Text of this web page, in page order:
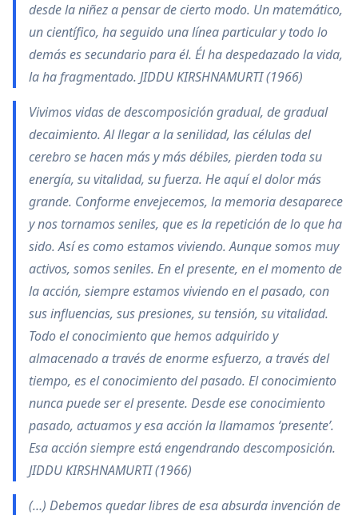
desde la niñez a pensar de cierto modo. Un matemático,
un científico, ha seguido una línea particular y todo lo
demás es secundario para él. Él ha despedazado la vida,
la ha fragmentado. JIDDU KIRSHNAMURTI (1966)
Vivimos vidas de descomposición gradual, de gradual
decaimiento. Al llegar a la senilidad, las células del
cerebro se hacen más y más débiles, pierden toda su
energía, su vitalidad, su fuerza. He aquí el dolor más
grande. Conforme envejecemos, la memoria desaparece
y nos tornamos seniles, que es la repetición de lo que ha
sido. Así es como estamos viviendo. Aunque somos muy
activos, somos seniles. En el presente, en el momento de
la acción, siempre estamos viviendo en el pasado, con
sus influencias, sus presiones, su tensión, su vitalidad.
Todo el conocimiento que hemos adquirido y
almacenado a través de enorme esfuerzo, a través del
tiempo, es el conocimiento del pasado. El conocimiento
nunca puede ser el presente. Desde ese conocimiento
pasado, actuamos y esa acción la llamamos ‘presente’.
Esa acción siempre está engendrando descomposición.
JIDDU KIRSHNAMURTI (1966)
(…) Debemos quedar libres de esa absurda invención de